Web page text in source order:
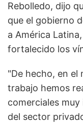
Rebolledo, dijo
que el gobierno
a América
fortalecido los
"De hecho, en el
trabajo hemos
comerciales
del sector